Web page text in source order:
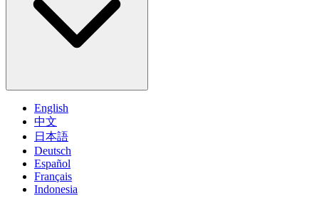
English
中文
日本語
Deutsch
Español
Français
Indonesia